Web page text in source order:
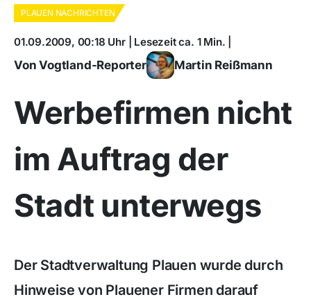
PLAUEN NACHRICHTEN
01.09.2009, 00:18 Uhr | Lesezeit ca. 1 Min. |
Von Vogtland-Reporter Martin Reißmann
Werbefirmen nicht
im Auftrag der
Stadt unterwegs
Der Stadtverwaltung Plauen wurde durch
Hinweise von Plauener Firmen darauf